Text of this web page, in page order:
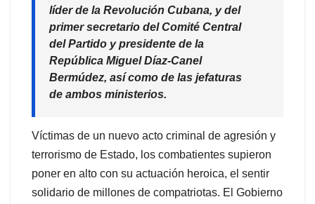
líder de la Revolución Cubana, y del
primer secretario del Comité Central
del Partido y presidente de la
República Miguel Díaz-Canel
Bermúdez, así como de las jefaturas
de ambos ministerios.
Víctimas de un nuevo acto criminal de agresión y
terrorismo de Estado, los combatientes supieron
poner en alto con su actuación heroica, el sentir
solidario de millones de compatriotas. El Gobierno